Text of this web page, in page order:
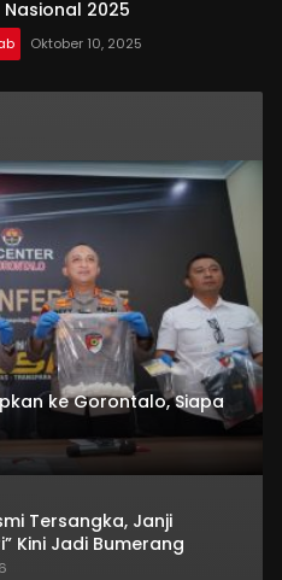
Nasional 2025
Oktober 10, 2025
ke Gorontalo, Siapa
Tersangka, Janji
Kini Jadi Bumerang